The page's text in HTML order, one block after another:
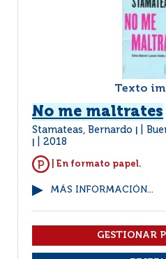
Texto
No me maltrates
Stamateas, Bernardo
2018
| En formato papel.
MÁS INFORMACIÓN...